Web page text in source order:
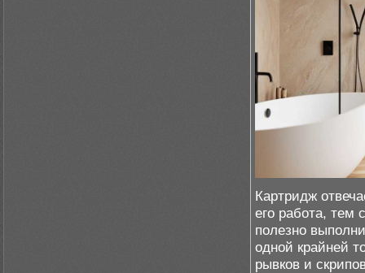
Картридж
его работа, тем
полезно
одной крайней
рывков и